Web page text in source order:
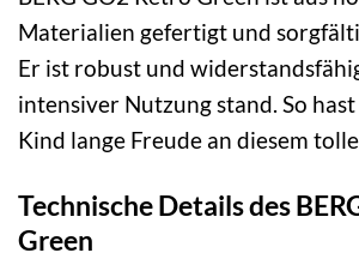
Materialien gefertigt und
Er ist robust und
intensiver Nutzung stand. So
Kind lange Freude an diesem
Technische Details des
Green